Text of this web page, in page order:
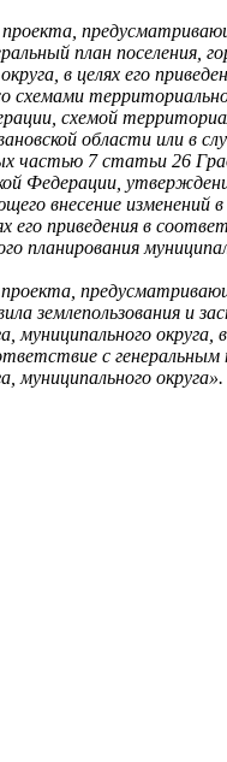
план поселения,
в целях его
схемами
схемой
области или в
частью 7 статьи 26
Федерации,
внесение изменений
его приведения в
планирования
землепользования и
муниципального округа,
с генеральным
муниципального округа».